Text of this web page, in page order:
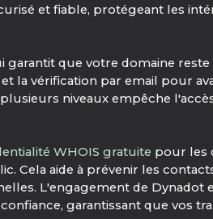
et fiable, protégeant les
que votre domaine
la vérification par email pour
niveaux empêche
WHOIS gratuite pour les
Cela aide à prévenir les
L'engagement de Dynadot
garantissant que vos